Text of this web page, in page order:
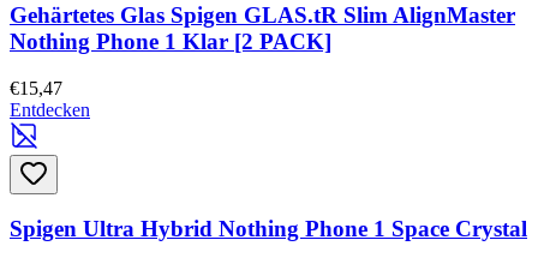
Gehärtetes Glas Spigen GLAS.tR Slim AlignMaster
Nothing Phone 1 Klar [2 PACK]
€15,47
Entdecken
Spigen Ultra Hybrid Nothing Phone 1 Space Crystal